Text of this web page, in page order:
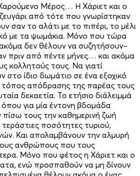
Μέρος… Η Χάριετ και ο
ζευγάρι από τότε που γνωρίστηκαν
σαν το αλάτι με το πιπέρι, το μέλι
με τα ψωμάκια. Μόνο που τώρα
δεν θέλουν να συζητήσουν–
πριν από πέντε μήνες… και ακόμα
κολλητούς τους. Να γιατί
στο ίδιο δωμάτιο σε ένα εξοχικό
τόπος απόδρασης της παρέας τους
δεκαετία. Το ετήσιο διάλειμμά
για μία έντονη βδομάδα
πίσω τους την καθημερινή ζωή
ποσότητες τυριού,
Και απολαμβάνουν την αλμυρή
ανθρώπους που τους
Μόνο που φέτος η Χάριετ και ο
ενώ προσπαθούν να μη δίνουν